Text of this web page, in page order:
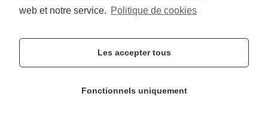
web et notre service. Politique de cookies
Les accepter tous
Fonctionnels uniquement